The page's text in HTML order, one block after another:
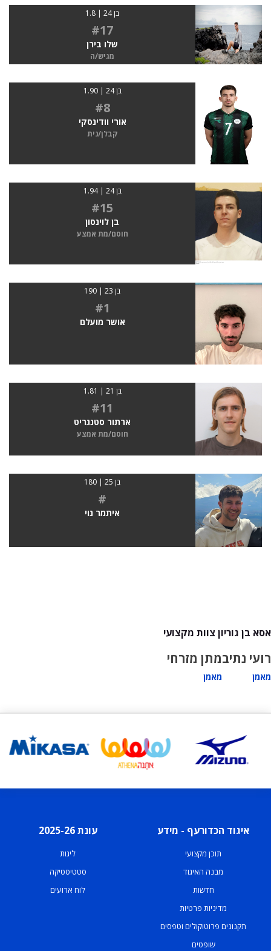
בן 24 | 1.8
#17
שלו בירן
מגיש/ה
בן 24 | 1.90
#8
אורי וודינסקי
קבלן/נית
בן 24 | 1.94
#15
בן לוינסון
חוסם/מת אמצע
בן 23 | 190
#1
אושר מועלם
בן 21 | 1.81
#11
ארתור סטנגריט
חוסם/מת אמצע
בן 25 | 180
#
איתמר נוי
אסא בן גוריון צוות מקצועי
רועי נתיב
מאמן
מתן מזרחי
מאמן
איגוד הכדורעף - מידע
תוכן מקצועי
מבנה האיגוד
חדשות
מדיניות פרטיות
תקנונים פרוטוקולים וטפסים
שופטים
עונת 2025-26
ליגות
סטטיסטיקה
לוח ארועים